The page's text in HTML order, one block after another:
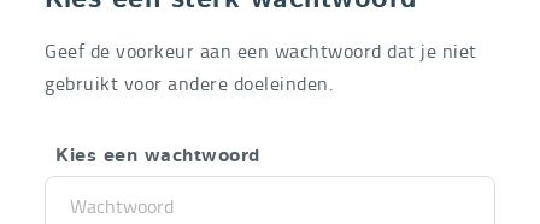
Geef de voorkeur aan een wachtwoord dat je niet
gebruikt voor andere doeleinden.
Kies een wachtwoord